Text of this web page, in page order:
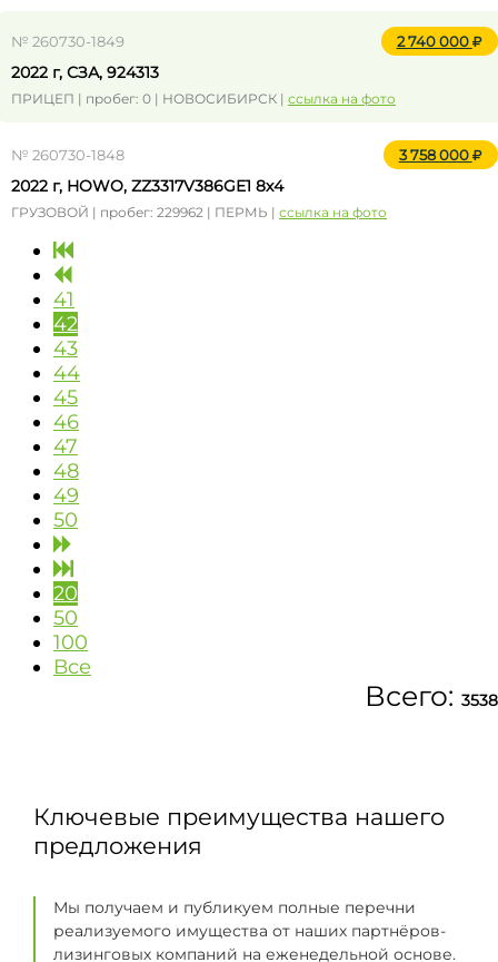
№ 260730-1849 2 740 000
2022 г, СЗА, 924313
ПРИЦЕП | пробег: 0 | НОВОСИБИРСК | ссылка на фото
№ 260730-1848 3 758 000
2022 г, HOWO, ZZ3317V386GE1 8х4
ГРУЗОВОЙ | пробег: 229962 | ПЕРМЬ | ссылка на фото
41
42
43
44
45
46
47
48
49
50
20
50
100
Все
Всего:
Ключевые преимущества нашего
предложения
Мы получаем и публикуем полные перечни
реализуемого имущества от наших партнёров-
лизинговых компаний на еженедельной основе.